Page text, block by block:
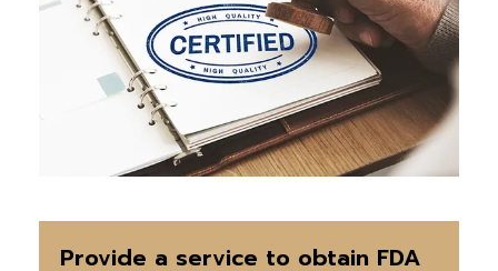
Provide a service to obtain FDA